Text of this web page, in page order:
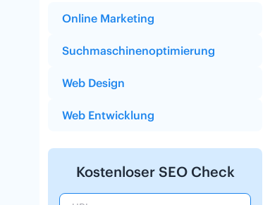
Online Marketing
Suchmaschinenoptimierung
Web Design
Web Entwicklung
Kostenloser SEO Check